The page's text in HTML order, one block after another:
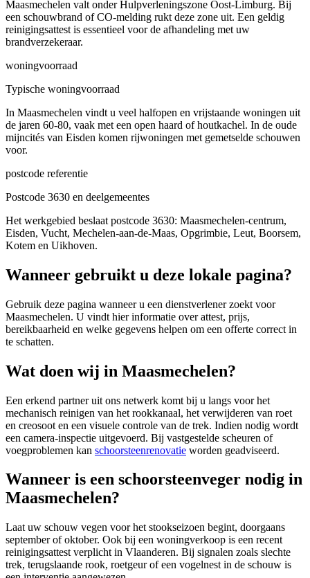
Maasmechelen valt onder Hulpverleningszone Oost-Limburg. Bij
een schouwbrand of CO-melding rukt deze zone uit. Een geldig
reinigingsattest is essentieel voor de afhandeling met uw
brandverzekeraar.
woningvoorraad
Typische woningvoorraad
In Maasmechelen vindt u veel halfopen en vrijstaande woningen uit
de jaren 60-80, vaak met een open haard of houtkachel. In de oude
mijncités van Eisden komen rijwoningen met gemetselde schouwen
voor.
postcode referentie
Postcode 3630 en deelgemeentes
Het werkgebied beslaat postcode 3630: Maasmechelen-centrum,
Eisden, Vucht, Mechelen-aan-de-Maas, Opgrimbie, Leut, Boorsem,
Kotem en Uikhoven.
Wanneer gebruikt u deze lokale pagina?
Gebruik deze pagina wanneer u een dienstverlener zoekt voor
Maasmechelen. U vindt hier informatie over attest, prijs,
bereikbaarheid en welke gegevens helpen om een offerte correct in
te schatten.
Wat doen wij in Maasmechelen?
Een erkend partner uit ons netwerk komt bij u langs voor het
mechanisch reinigen van het rookkanaal, het verwijderen van roet
en creosoot en een visuele controle van de trek. Indien nodig wordt
een camera-inspectie uitgevoerd. Bij vastgestelde scheuren of
voegproblemen kan schoorsteenrenovatie worden geadviseerd.
Wanneer is een schoorsteenveger nodig in
Maasmechelen?
Laat uw schouw vegen voor het stookseizoen begint, doorgaans
september of oktober. Ook bij een woningverkoop is een recent
reinigingsattest verplicht in Vlaanderen. Bij signalen zoals slechte
trek, terugslaande rook, roetgeur of een vogelnest in de schouw is